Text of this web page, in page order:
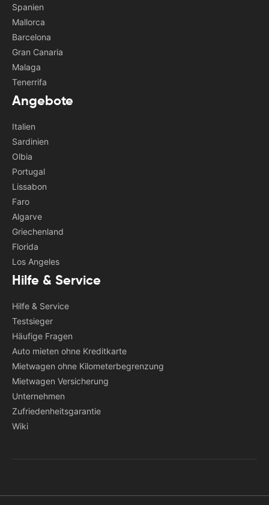
Spanien
Mallorca
Barcelona
Gran Canaria
Malaga
Tenerrifa
Angebote
Italien
Sardinien
Olbia
Portugal
Lissabon
Faro
Algarve
Griechenland
Florida
Los Angeles
Hilfe & Service
Hilfe & Service
Testsieger
Häufige Fragen
Auto mieten ohne Kreditkarte
Mietwagen ohne Kilometerbegrenzung
Mietwagen Versicherung
Unternehmen
Zufriedenheitsgarantie
Wiki